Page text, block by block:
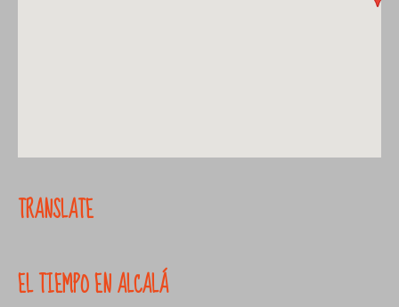
TRANSLATE
EL TIEMPO EN ALCALÁ